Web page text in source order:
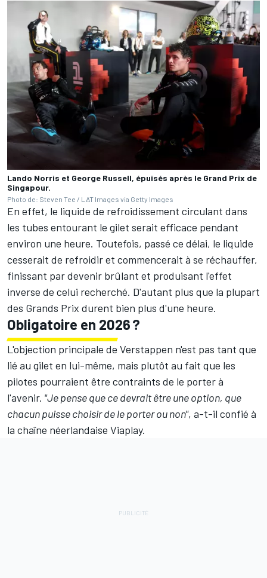
Lando Norris et George Russell, épuisés après le Grand Prix de
Singapour.
Photo de: Steven Tee / LAT Images via Getty Images
En effet, le liquide de refroidissement circulant dans
les tubes entourant le gilet serait efficace pendant
environ une heure. Toutefois, passé ce délai, le liquide
cesserait de refroidir et commencerait à se réchauffer,
finissant par devenir brûlant et produisant l'effet
inverse de celui recherché. D'autant plus que la plupart
des Grands Prix durent bien plus d'une heure.
Obligatoire en 2026 ?
L'objection principale de Verstappen n'est pas tant que
lié au gilet en lui-même, mais plutôt au fait que les
pilotes pourraient être contraints de le porter à
l'avenir. "Je pense que ce devrait être une option, que
chacun puisse choisir de le porter ou non", a-t-il confié à
la chaîne néerlandaise Viaplay.